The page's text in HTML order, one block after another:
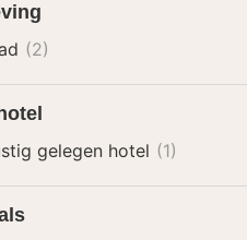
(2)
gelegen hotel (1)